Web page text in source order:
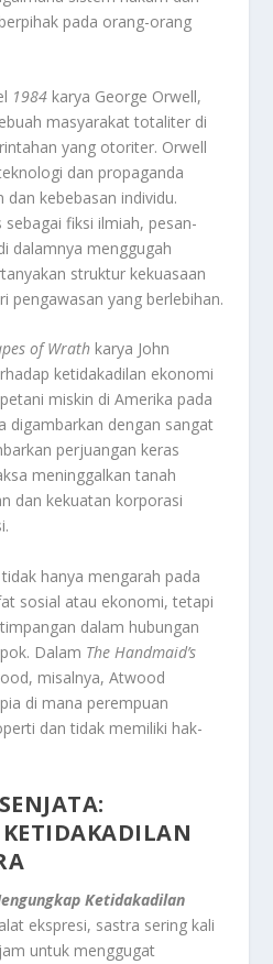
pada orang-orang
1984 karya George Orwell,
masyarakat totaliter di
yang otoriter. Orwell
dan propaganda
kebebasan individu.
fiksi ilmiah, pesan-
dalamnya menggugah
struktur kekuasaan
pengawasan yang berlebihan.
of Wrath karya John
ketidakadilan ekonomi
miskin di Amerika pada
digambarkan dengan sangat
perjuangan keras
meninggalkan tanah
dan kekuatan korporasi
hanya mengarah pada
sosial atau ekonomi, tetapi
dalam hubungan
Dalam The Handmaid’s
misalnya, Atwood
di mana perempuan
dan tidak memiliki hak-
Ketidakadilan
ekspresi, sastra sering kali
untuk menggugat